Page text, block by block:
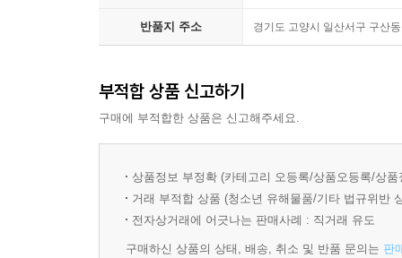
DAY 12 그 자리, 비워 두어야 할까? [사회] 114
STEP Ⅳ 실력 향상 TEST
DAY 13 문신을 제거하기 어려운 이유 [과학·기술]
자존감을 높이는 방법[인문] 126
· 각 DAY별 중학생 필수 어휘들을 총정리했습니다.
· 한자어의 경우, 한자의 음과 뜻도 함께 제시했습
▶ QR 코드: 어휘 특별 TEST
· 1 DAY 당 1쪽 분량의 TEST로 나의 어휘 실력을
· 수경출판사 누리집(http://www.book-st.kr)의 학
[해설편] 특징
반품지 주소 경기도 고양시 일산서구 구산
부적합 상품 신고하기
구매에 부적합한 상품은 신고해주세요.
상품정보 부정확 (카테고리 오등록/상품오등록/상
거래 부적합 상품 (청소년 유해물품/기타 법규위반
전자상거래에 어긋나는 판매사례 : 직거래 유도
구매하신 상품의 상태, 배송, 취소 및 반품 문의는 판